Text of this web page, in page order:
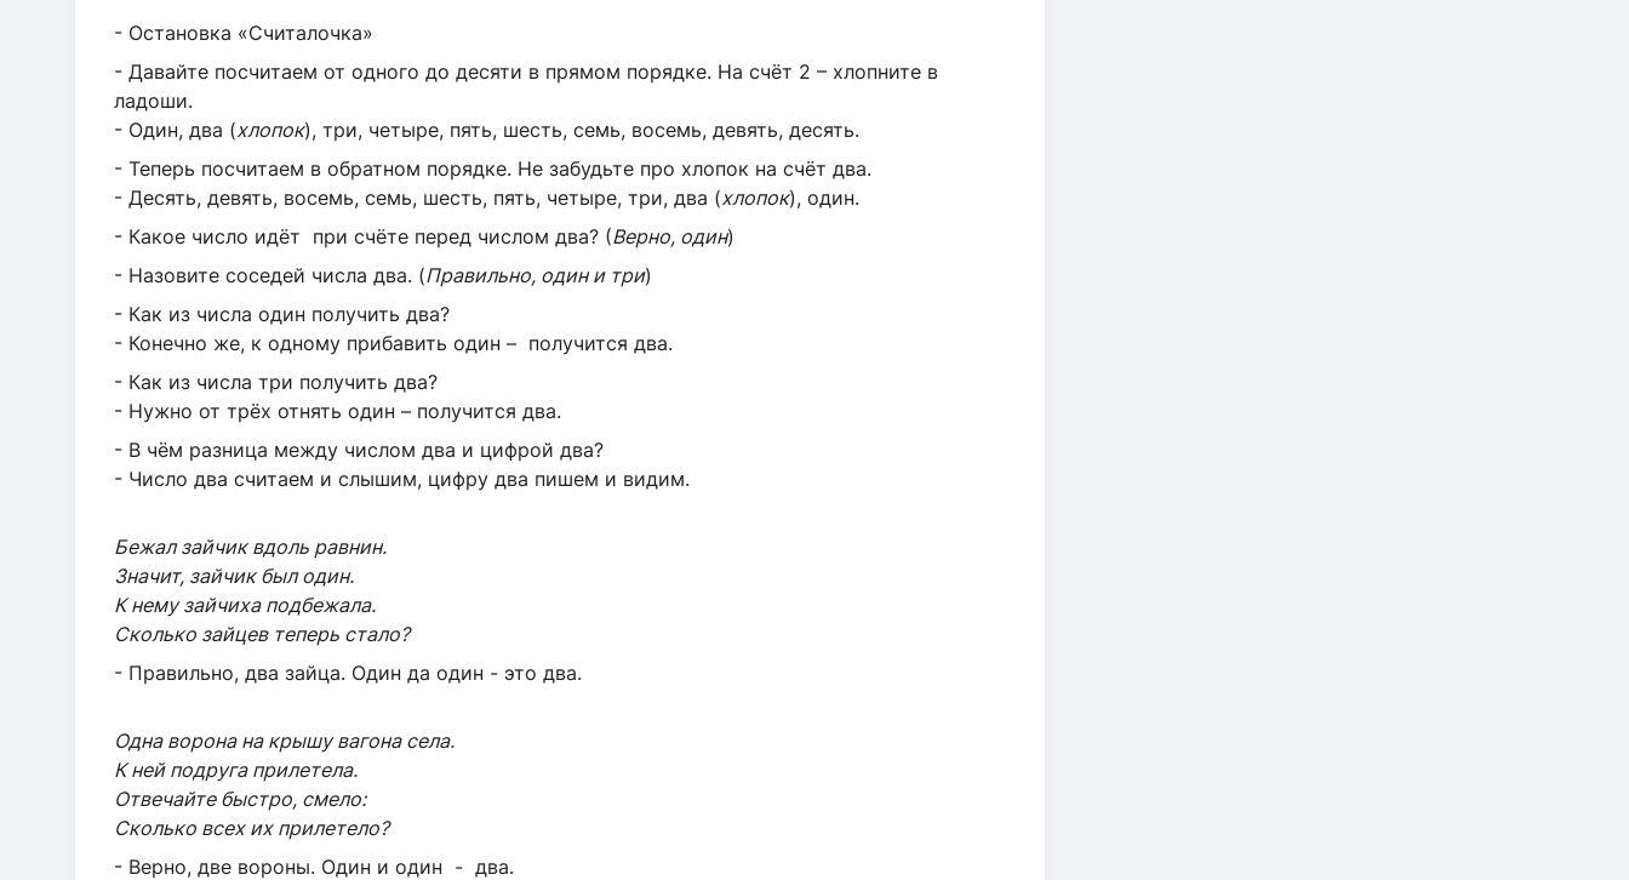
- Остановка «Считалочка»
- Давайте посчитаем от одного до десяти в прямом порядке. На счёт 2 – хлопните в
ладоши.
- Один, два (хлопок), три, четыре, пять, шесть, семь, восемь, девять, десять.
- Теперь посчитаем в обратном порядке. Не забудьте про хлопок на счёт два.
- Десять, девять, восемь, семь, шесть, пять, четыре, три, два (хлопок), один.
- Какое число идёт при счёте перед числом два? (Верно, один)
- Назовите соседей числа два. (Правильно, один и три)
- Как из числа один получить два?
- Конечно же, к одному прибавить один – получится два.
- Как из числа три получить два?
- Нужно от трёх отнять один – получится два.
- В чём разница между числом два и цифрой два?
- Число два считаем и слышим, цифру два пишем и видим.
Бежал зайчик вдоль равнин.
Значит, зайчик был один.
К нему зайчиха подбежала.
Сколько зайцев теперь стало?
- Правильно, два зайца. Один да один - это два.
Одна ворона на крышу вагона села.
К ней подруга прилетела.
Отвечайте быстро, смело:
Сколько всех их прилетело?
- Верно, две вороны. Один и один - два.